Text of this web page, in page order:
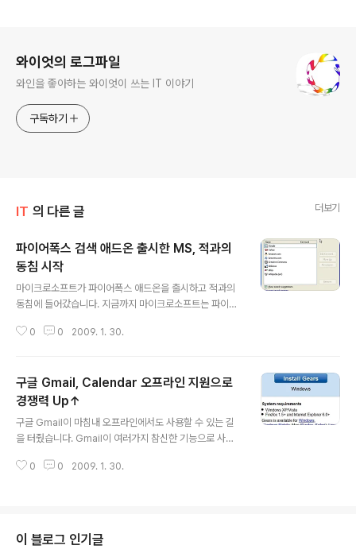
와이엇의 로그파일
와인을 좋아하는 와이엇이 쓰는 IT 이야기
구독하기
IT 의 다른 글 더보기
파이어폭스 검색 애드온 출시한 MS, 적과의
동침 시작
마이크로소프트가 파이어폭스 애드온을 출시하고 적과의
동침에 들어갔습니다. 지금까지 마이크로소프트는 파이어
검색 애드온을 발표했네요. 파이어폭스의 검색엔진은 위
으로 등록되어 있습니다. 그런데, 라이브서치 애드온이 1월
24일자로 등록되어 있군요. MS의 노력이 정말 대단합니
다.이전에는 모바일 분야의 경쟁자인 애플 아이폰의 앱스
토어에도 진출하더니, 이번에는 웹브라우저 시장에서 적이
라고 할수 있는 파이어폭스의 애드온까지도 서슴치 않고
뛰어드는군요. 이를 받아준 파이어폭스도 대단하구요. 마
0 0 2009. 1. 30.
구글 Gmail, Calendar 오프라인 지원으로
경쟁력 Up↑
구글 Gmail이 마침내 오프라인에서도 사용할 수 있는 길
을 터줬습니다. Gmail이 여러가지 참신한 기능으로 사용
는 있으나 마나한 서비스였는데 이번에 오프라인 이메일을
지원을 시작했고 일반 Gmail유저들은 며칠뒤에 지원할 예
정이라고 합니다. 오프라인 이메일 기능은 구글의 오프라
0 0 2009. 1. 30.
이 블로그 인기글